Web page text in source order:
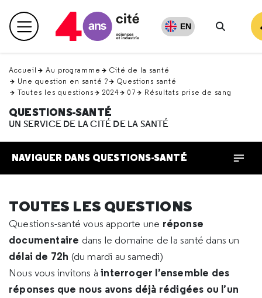
en
haut Menu principal EN
Accueil Au programme
Cité de la santé
Une question en santé ?
Questions santé
Toutes les questions
2024 07 Résultats prise de sang
QUESTIONS-SANTÉ
UN SERVICE DE LA CITÉ DE LA SANTÉ
NAVIGUER DANS QUESTIONS-SANTÉ
TOUTES LES QUESTIONS
Questions-santé vous apporte une réponse
documentaire dans le domaine de la santé dans un
délai de 72h (du mardi au samedi)
Nous vous invitons àinterroger l’ensemble des
réponses que nous avons déjà rédigées ou l’un